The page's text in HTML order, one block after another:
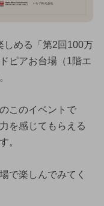
しめる「第2回100万
ピアお台場（1階エ
このイベントで
を感じてもらえる
。
で楽しんでみてく